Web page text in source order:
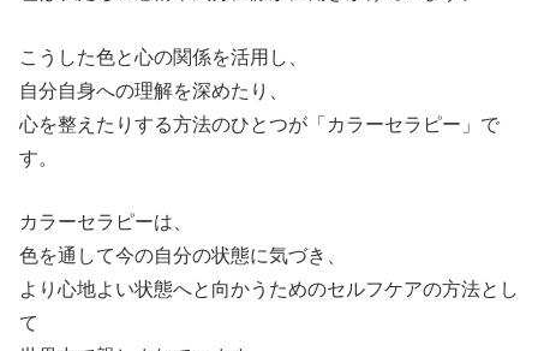
こうした色と心の関係を活用し、
自分自身への理解を深めたり、
心を整えたりする方法のひとつが「カラーセラピー」で
す。
カラーセラピーは、
色を通して今の自分の状態に気づき、
より心地よい状態へと向かうためのセルフケアの方法とし
て